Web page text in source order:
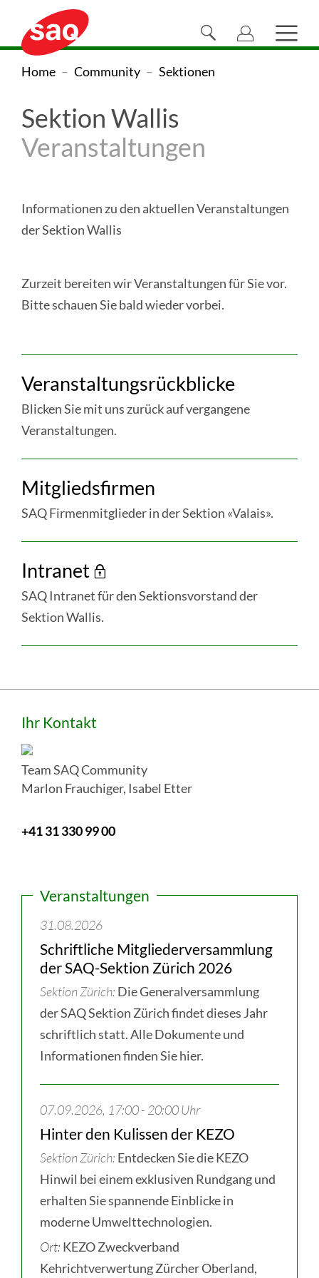
Navigieren
auf
SAQ
Swiss
Association
for
Hauptnavigation
zum
Inhalt
Suche
Sprachwahl
Kontaktseite
Newsletter-
Registration
zum
Footer
SAQ
Association
for
Quality
Suche
Sie
hier:
Home Community Sektionen
Sektion Wallis
Veranstaltungen
Informationen zu den aktuellen Veranstaltungen
der Sektion Wallis
Zurzeit bereiten wir Veranstaltungen für Sie vor.
Bitte schauen Sie bald wieder vorbei.
INFORMATIONEN
IM
RESSORT
Veranstaltungsrückblicke
Blicken Sie mit uns zurück auf vergangene
Veranstaltungen.
Veranstaltungsrückblicke
Mitgliedsfirmen
SAQ Firmenmitglieder in der Sektion «Valais».
Mitgliedsfirmen
Intranet
SAQ Intranet für den Sektionsvorstand der
Sektion Wallis.
Seitenspalte
Ihr Kontakt
Team SAQ Community
Marlon Frauchiger, Isabel Etter
+41 31 330 99 00
Veranstaltungen
31.08.2026
Schriftliche Mitgliederversammlung
der SAQ-Sektion Zürich 2026
Sektion Zürich Die Generalversammlung
der SAQ Sektion Zürich findet dieses Jahr
schriftlich statt. Alle Dokumente und
Informationen finden Sie hier.
07.09.2026, 17:00 - 20:00 Uhr
Hinter den Kulissen der KEZO
Sektion Zürich Entdecken Sie die KEZO
Hinwil bei einem exklusiven Rundgang und
erhalten Sie spannende Einblicke in
moderne Umwelttechnologien.
Ort: KEZO Zweckverband
Kehrichtverwertung Zürcher Oberland,